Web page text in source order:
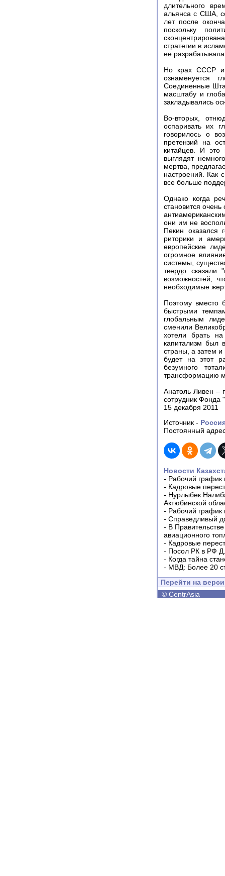
длительного
альянса с США,
лет после
поскольку
стратегии в
ее
Но крах СССР и
ознаменуется
Соединенные
масштабу и
закладывались
Во-вторых,
оспаривать их
говорилось о
претензий на
китайцев. И это
выглядят
мертва,
настроений. Как
все больше
Однако когда
становится
они им не
Пекин оказался
риторики и
европейские
огромное
системы,
твердо
возможностей,
необходимые
Поэтому вместо
быстрыми
глобальным
сменили
хотели брать
капитализм был
страны, а затем и
будет на этот
безумного
трансформацию
Анатоль Ливен –
сотрудник Фонда
15 декабря 2011
Источник -
Постоянный
Новости
- Рабочий график
- Кадровые
- Нурлыбек
Актюбинской
- Рабочий график
- Справедливый
- В
авиационного
- Кадровые
- Посол РК в РФ
- Когда тайна
- МВД: Более 20
Перейти на
© CentrAsia